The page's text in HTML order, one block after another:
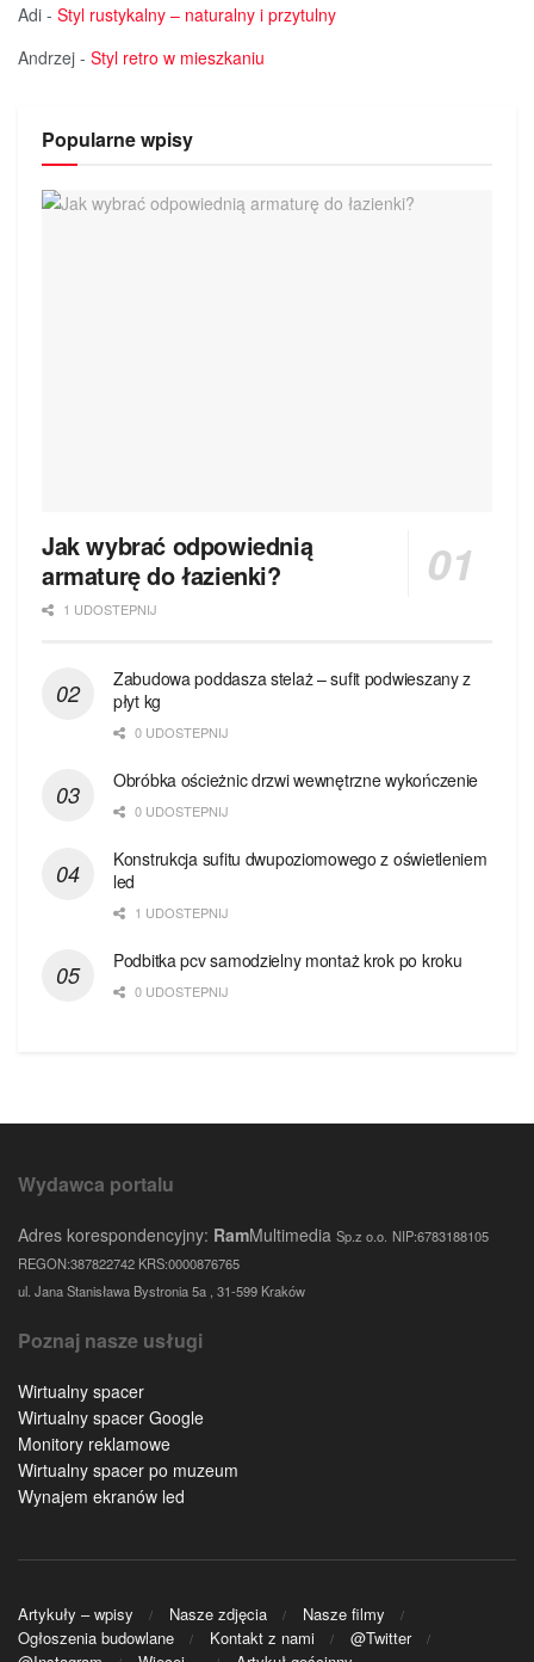
Adi - Styl rustykalny – naturalny i przytulny
Andrzej - Styl retro w mieszkaniu
Popularne wpisy
Jak wybrać odpowiednią
armaturę do łazienki?
1 UDOSTEPNIJ
Zabudowa poddasza stelaż – sufit podwieszany z
płyt kg
0 UDOSTEPNIJ
Obróbka ościeżnic drzwi wewnętrzne wykończenie
0 UDOSTEPNIJ
Konstrukcja sufitu dwupoziomowego z oświetleniem
led
1 UDOSTEPNIJ
Podbitka pcv samodzielny montaż krok po kroku
0 UDOSTEPNIJ
Wydawca portalu
Adres korespondencyjny: RamMultimedia Sp.z o.o. NIP:6783188105
REGON:387822742 KRS:0000876765
ul. Jana Stanisława Bystronia 5a , 31-599 Kraków
Poznaj nasze usługi
Wirtualny spacer
Wirtualny spacer Google
Monitory reklamowe
Wirtualny spacer po muzeum
Wynajem ekranów led
Artykuły – wpisy Nasze zdjęcia
Nasze filmy
Ogłoszenia budowlane
Kontakt z nami
@Twitter